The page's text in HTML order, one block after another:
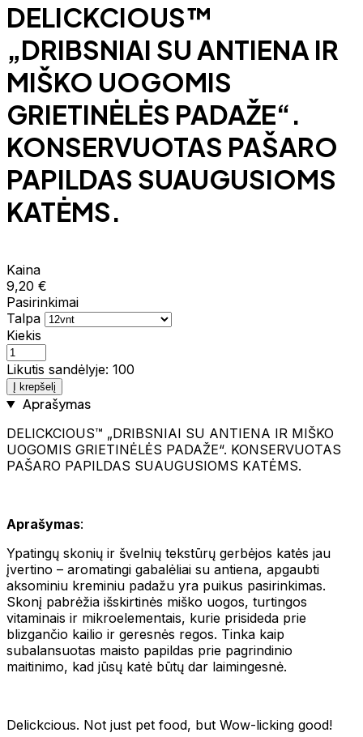
DELICKCIOUS™
„DRIBSNIAI SU ANTIENA IR
MIŠKO UOGOMIS
GRIETINĖLĖS PADAŽE“.
KONSERVUOTAS PAŠARO
PAPILDAS SUAUGUSIOMS
KATĖMS.
Kaina
9,20 €
Pasirinkimai
Talpa
Kiekis
Likutis sandėlyje: 100
Į krepšelį
Aprašymas
DELICKCIOUS™ „DRIBSNIAI SU ANTIENA IR MIŠKO
UOGOMIS GRIETINĖLĖS PADAŽE“. KONSERVUOTAS
PAŠARO PAPILDAS SUAUGUSIOMS KATĖMS.
Aprašymas:
Ypatingų skonių ir švelnių tekstūrų gerbėjos katės jau
įvertino – aromatingi gabalėliai su antiena, apgaubti
aksominiu kreminiu padažu yra puikus pasirinkimas.
Skonį pabrėžia išskirtinės miško uogos, turtingos
vitaminais ir mikroelementais, kurie prisideda prie
blizgančio kailio ir geresnės regos. Tinka kaip
subalansuotas maisto papildas prie pagrindinio
maitinimo, kad jūsų katė būtų dar laimingesnė.
Delickcious. Not just pet food, but Wow-licking good!